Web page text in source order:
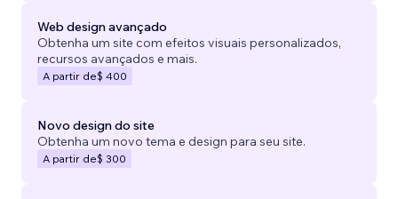
Web design avançado
Obtenha um site com efeitos visuais personalizados,
recursos avançados e mais.
A partir de$ 400
Novo design do site
Obtenha um novo tema e design para seu site.
A partir de$ 300